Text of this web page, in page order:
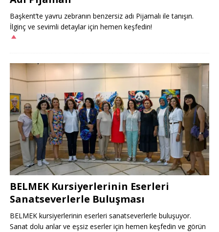
Başkent’te yavru zebranın benzersiz adı Pijamalı ile tanışın.
İlginç ve sevimli detaylar için hemen keşfedin!
BELMEK Kursiyerlerinin Eserleri
Sanatseverlerle Buluşması
BELMEK kursiyerlerinin eserleri sanatseverlerle buluşuyor.
Sanat dolu anlar ve eşsiz eserler için hemen keşfedin ve görün